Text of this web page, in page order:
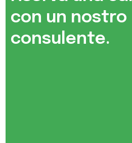
con un nostro
consulente.​